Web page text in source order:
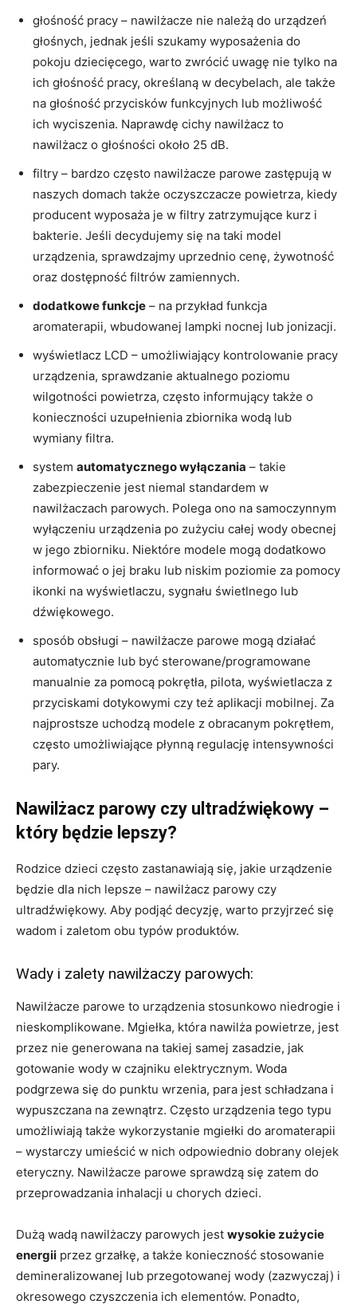
głośność pracy – nawilżacze nie należą do urządzeń
głośnych, jednak jeśli szukamy wyposażenia do
pokoju dziecięcego, warto zwrócić uwagę nie tylko na
ich głośność pracy, określaną w decybelach, ale także
na głośność przycisków funkcyjnych lub możliwość
ich wyciszenia. Naprawdę cichy nawilżacz to
nawilżacz o głośności około 25 dB.
filtry – bardzo często nawilżacze parowe zastępują w
naszych domach także oczyszczacze powietrza, kiedy
producent wyposaża je w filtry zatrzymujące kurz i
bakterie. Jeśli decydujemy się na taki model
urządzenia, sprawdzajmy uprzednio cenę, żywotność
oraz dostępność filtrów zamiennych.
dodatkowe funkcje – na przykład funkcja
aromaterapii, wbudowanej lampki nocnej lub jonizacji.
wyświetlacz LCD – umożliwiający kontrolowanie pracy
urządzenia, sprawdzanie aktualnego poziomu
wilgotności powietrza, często informujący także o
konieczności uzupełnienia zbiornika wodą lub
wymiany filtra.
system automatycznego wyłączania – takie
zabezpieczenie jest niemal standardem w
nawilżaczach parowych. Polega ono na samoczynnym
wyłączeniu urządzenia po zużyciu całej wody obecnej
w jego zbiorniku. Niektóre modele mogą dodatkowo
informować o jej braku lub niskim poziomie za pomocy
ikonki na wyświetlaczu, sygnału świetlnego lub
dźwiękowego.
sposób obsługi – nawilżacze parowe mogą działać
automatycznie lub być sterowane/programowane
manualnie za pomocą pokrętła, pilota, wyświetlacza z
przyciskami dotykowymi czy też aplikacji mobilnej. Za
najprostsze uchodzą modele z obracanym pokrętłem,
często umożliwiające płynną regulację intensywności
pary.
Nawilżacz parowy czy ultradźwiękowy –
który będzie lepszy?
Rodzice dzieci często zastanawiają się, jakie urządzenie
będzie dla nich lepsze – nawilżacz parowy czy
ultradźwiękowy. Aby podjąć decyzję, warto przyjrzeć się
wadom i zaletom obu typów produktów.
Wady i zalety nawilżaczy parowych:
Nawilżacze parowe to urządzenia stosunkowo niedrogie i
nieskomplikowane. Mgiełka, która nawilża powietrze, jest
przez nie generowana na takiej samej zasadzie, jak
gotowanie wody w czajniku elektrycznym. Woda
podgrzewa się do punktu wrzenia, para jest schładzana i
wypuszczana na zewnątrz. Często urządzenia tego typu
umożliwiają także wykorzystanie mgiełki do aromaterapii
– wystarczy umieścić w nich odpowiednio dobrany olejek
eteryczny. Nawilżacze parowe sprawdzą się zatem do
przeprowadzania inhalacji u chorych dzieci.
Dużą wadą nawilżaczy parowych jest wysokie zużycie
energii przez grzałkę, a także konieczność stosowanie
demineralizowanej lub przegotowanej wody (zazwyczaj) i
okresowego czyszczenia ich elementów. Ponadto,